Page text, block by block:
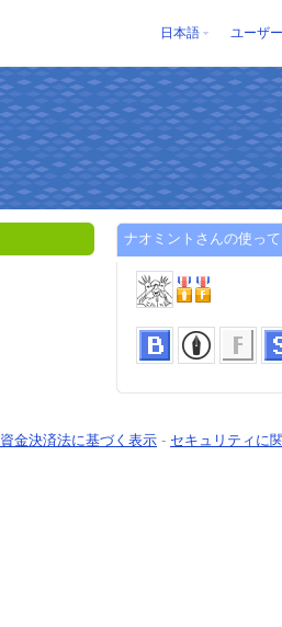
日本語 ユーザ
ナオミントさんの使っ
資金決済法に基づく表示 - セキュリティに